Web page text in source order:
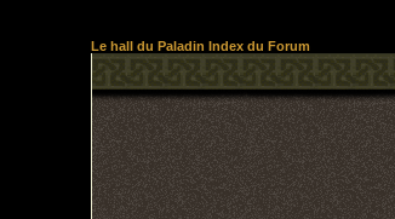
Le hall du Paladin Index du Forum